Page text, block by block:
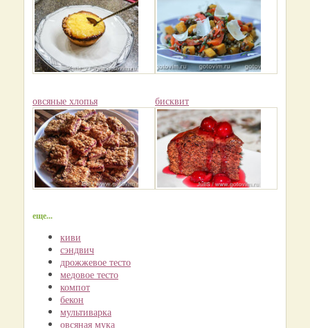
овсяные хлопья бисквит
еще...
киви
сэндвич
дрожжевое тесто
медовое тесто
компот
бекон
мультиварка
овсяная мука